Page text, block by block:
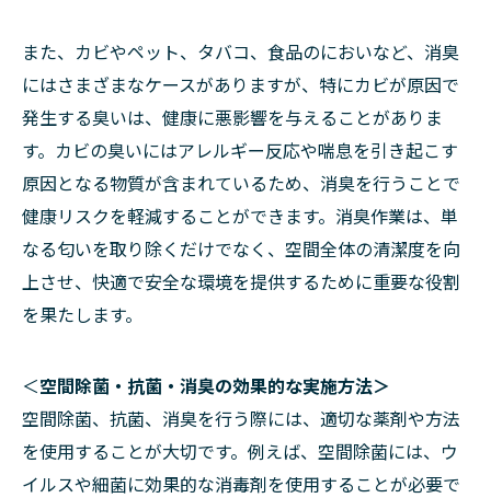
また、カビやペット、タバコ、食品のにおいなど、消臭
にはさまざまなケースがありますが、特にカビが原因で
発生する臭いは、健康に悪影響を与えることがありま
す。カビの臭いにはアレルギー反応や喘息を引き起こす
原因となる物質が含まれているため、消臭を行うことで
健康リスクを軽減することができます。消臭作業は、単
なる匂いを取り除くだけでなく、空間全体の清潔度を向
上させ、快適で安全な環境を提供するために重要な役割
を果たします。
＜空間除菌・抗菌・消臭の効果的な実施方法＞
空間除菌、抗菌、消臭を行う際には、適切な薬剤や方法
を使用することが大切です。例えば、空間除菌には、ウ
イルスや細菌に効果的な消毒剤を使用することが必要で